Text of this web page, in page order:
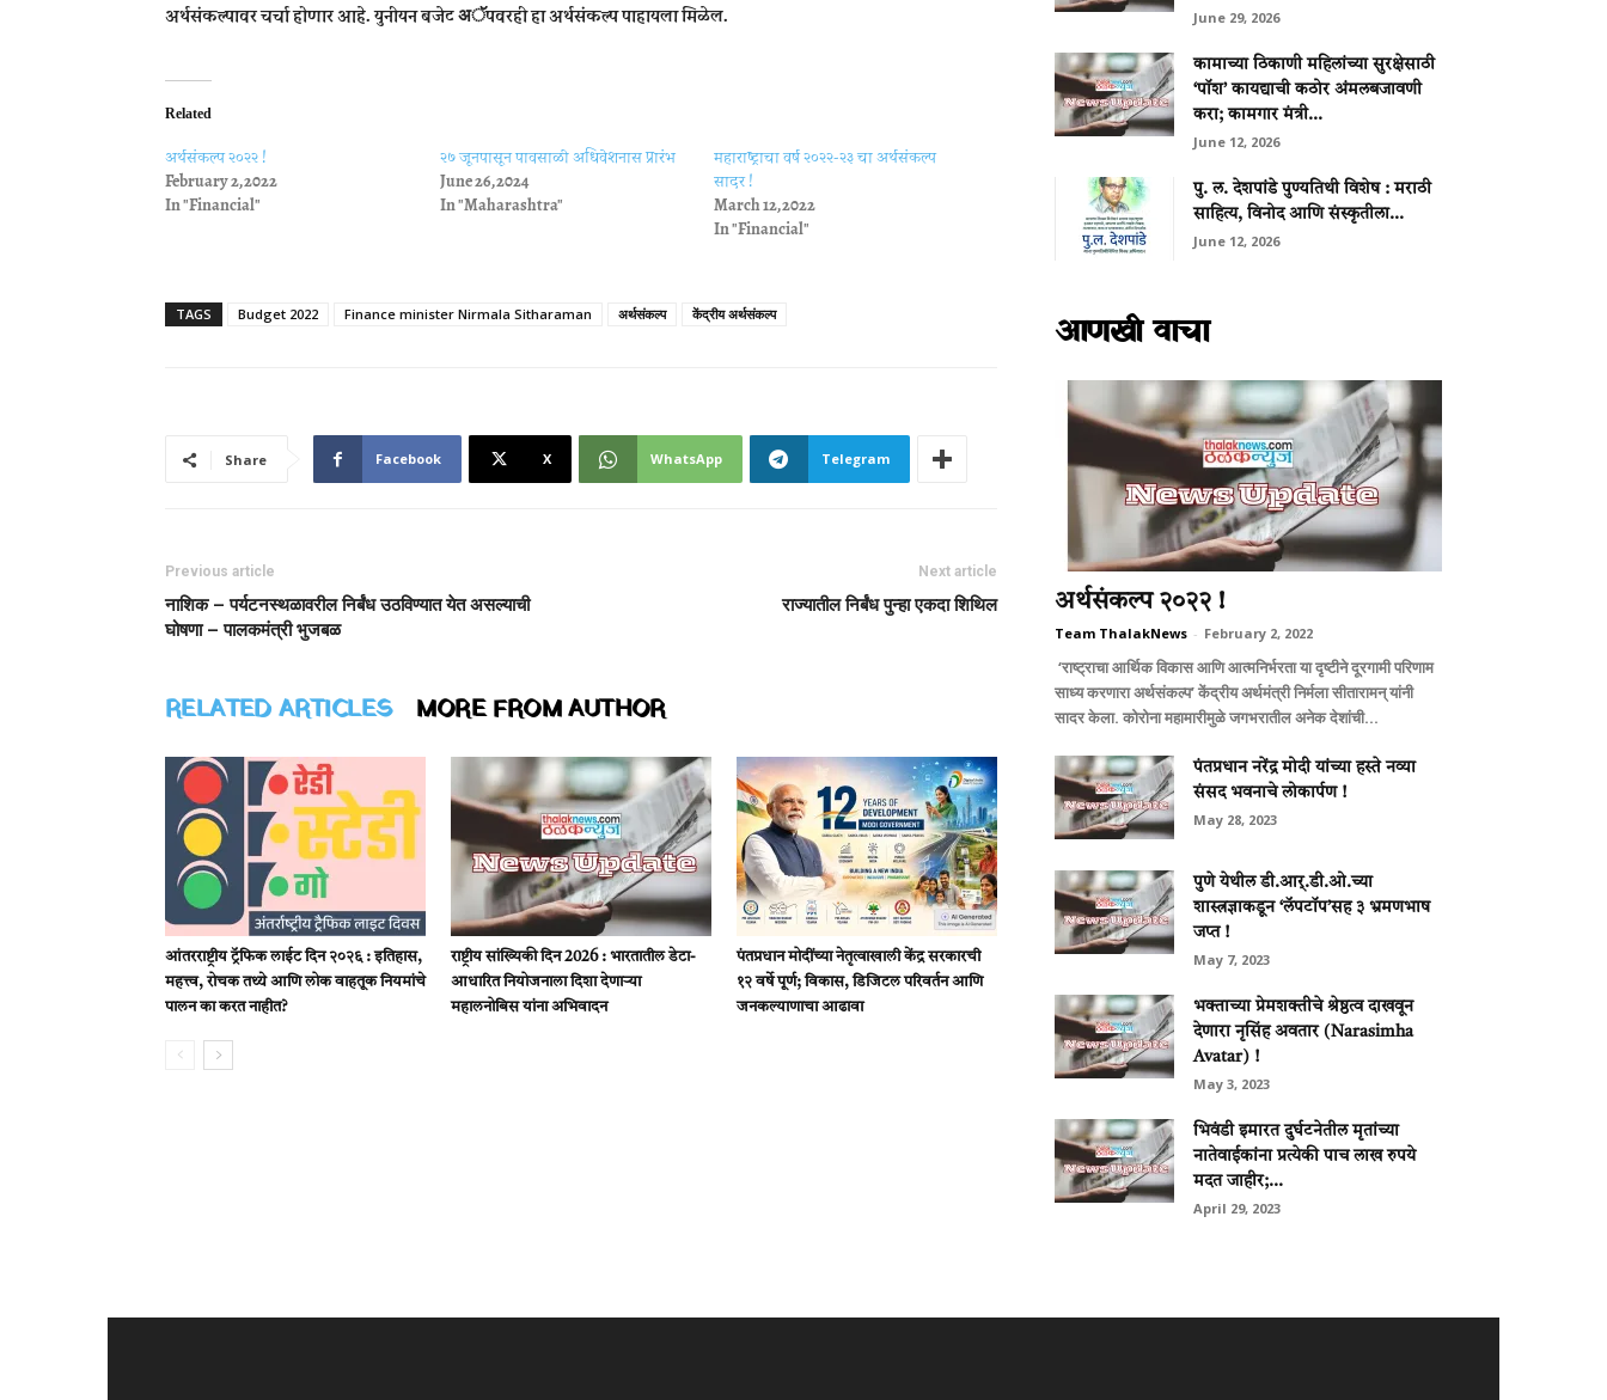
अर्थसंकल्पावर चर्चा होणार आहे. युनीयन बजेट अॅपवरही हा अर्थसंकल्प पाहायला मिळेल.
Related
अर्थसंकल्प २०२२ !
February 2, 2022
In "Financial"
२७ जूनपासून पावसाळी अधिवेशनास प्रारंभ
June 26, 2024
In "Maharashtra"
महाराष्ट्राचा वर्ष २०२२-२३ चा अर्थसंकल्प
सादर !
March 12, 2022
In "Financial"
TAGS Budget 2022 Finance minister Nirmala Sitharaman अर्थसंकल्प केंद्रीय अर्थसंकल्प
Share Facebook X WhatsApp Telegram
Previous article
नाशिक – पर्यटनस्थळावरील निर्बंध उठविण्यात येत असल्याची
घोषणा – पालकमंत्री भुजबळ
Next article
राज्यातील निर्बंध पुन्हा एकदा शिथिल
RELATED ARTICLES MORE FROM AUTHOR
आंतरराष्ट्रीय ट्रॅफिक लाईट दिन २०२६ : इतिहास,
महत्त्व, रोचक तथ्ये आणि लोक वाहतूक नियमांचे
पालन का करत नाहीत?
राष्ट्रीय सांख्यिकी दिन 2026 : भारतातील डेटा-
आधारित नियोजनाला दिशा देणाऱ्या
महालनोबिस यांना अभिवादन
पंतप्रधान मोदींच्या नेतृत्वाखाली केंद्र सरकारची
१२ वर्षे पूर्ण; विकास, डिजिटल परिवर्तन आणि
जनकल्याणाचा आढावा
June 29, 2026
कामाच्या ठिकाणी महिलांच्या सुरक्षेसाठी
‘पॉश’ कायद्याची कठोर अंमलबजावणी
करा; कामगार मंत्री...
June 12, 2026
पु. ल. देशपांडे पुण्यतिथी विशेष : मराठी
साहित्य, विनोद आणि संस्कृतीला...
June 12, 2026
आणखी वाचा
अर्थसंकल्प २०२२ !
Team ThalakNews - February 2, 2022
‘राष्ट्राचा आर्थिक विकास आणि आत्मनिर्भरता या दृष्टीने दूरगामी परिणाम
साध्य करणारा अर्थसंकल्प’ केंद्रीय अर्थमंत्री निर्मला सीतारामन् यांनी
सादर केला. कोरोना महामारीमुळे जगभरातील अनेक देशांची...
पंतप्रधान नरेंद्र मोदी यांच्या हस्ते नव्या
संसद भवनाचे लोकार्पण !
May 28, 2023
पुणे येथील डी.आर्.डी.ओ.च्या
शास्त्रज्ञाकडून ‘लॅपटॉप’सह ३ भ्रमणभाष
जप्त !
May 7, 2023
भक्ताच्या प्रेमशक्तीचे श्रेष्ठत्व दाखवून
देणारा नृसिंह अवतार (Narasimha
Avatar) !
May 3, 2023
भिवंडी इमारत दुर्घटनेतील मृतांच्या
नातेवाईकांना प्रत्येकी पाच लाख रुपये
मदत जाहीर;...
April 29, 2023